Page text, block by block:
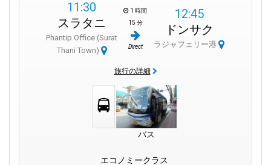
11:30
スラタニ
Phantip Office (Surat
Thani Town)
1 時間
15 分
Direct
12:45
ドンサク
ラジャフェリー港
旅行の詳細
バス
エコノミークラス